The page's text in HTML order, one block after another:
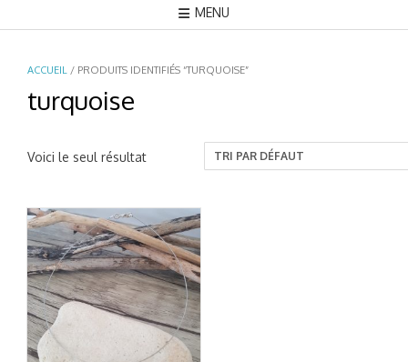
MENU
ACCUEIL / PRODUITS IDENTIFIÉS “TURQUOISE”
turquoise
Voici le seul résultat